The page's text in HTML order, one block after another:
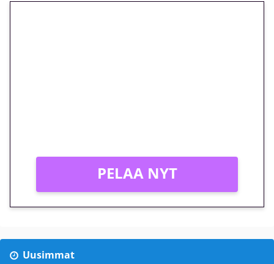
PELAA NYT
Uusimmat